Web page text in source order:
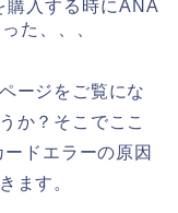
入する時にANA
た、、、
ージをご覧にな
か？そこでここ
ドエラーの原因
ます。